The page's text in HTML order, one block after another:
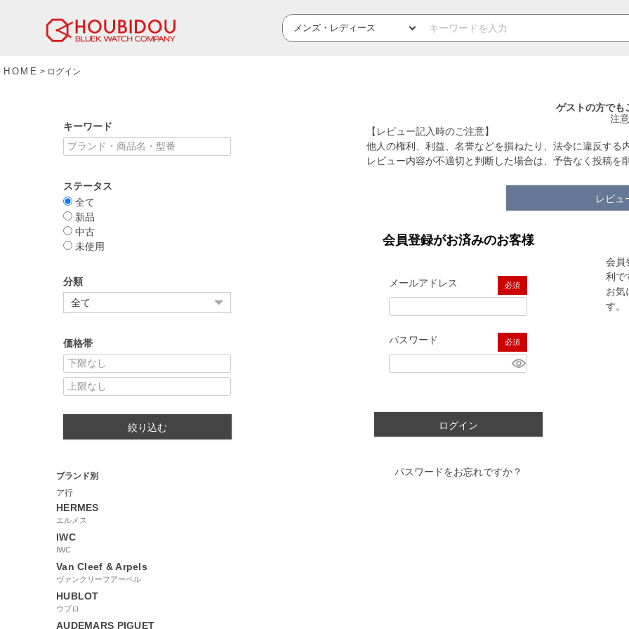
HOME ログイン
キーワード
ステータス
全て
新品
中古
未使用
分類
価格帯
絞り込む
ブランド別
ア行
HERMES
エルメス
IWC
IWC
Van Cleef & Arpels
ヴァンクリーフアーペル
HUBLOT
ウブロ
AUDEMARS PIGUET
ゲストの方でも
注
【レビュー記入時のご注意】
他人の権利、利益、名誉などを損ねたり、法令に違反す
レビュー内容が不適切と判断した場合は、予告なく投稿を
レビュ
会員登録がお済みのお客様
メールアドレス
(必須)
パスワード
(必須)
ログイン
パスワードをお忘れですか？
会員
利で
お気
す。